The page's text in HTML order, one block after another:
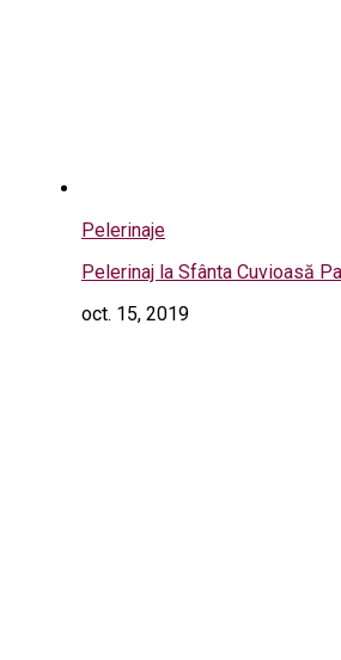
Pelerinaje
Pelerinaj la Sfânta Cuvioasă
oct. 15, 2019